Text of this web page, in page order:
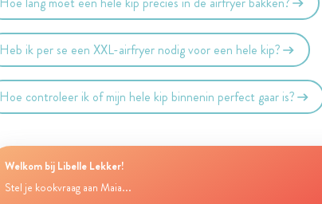
Heb ik per se een XXL-airfryer nodig voor een hele kip?
Hoe controleer ik of mijn hele kip binnenin perfect gaar is?
Welkom bij Libelle Lekker!
Stel je kookvraag aan Maia...